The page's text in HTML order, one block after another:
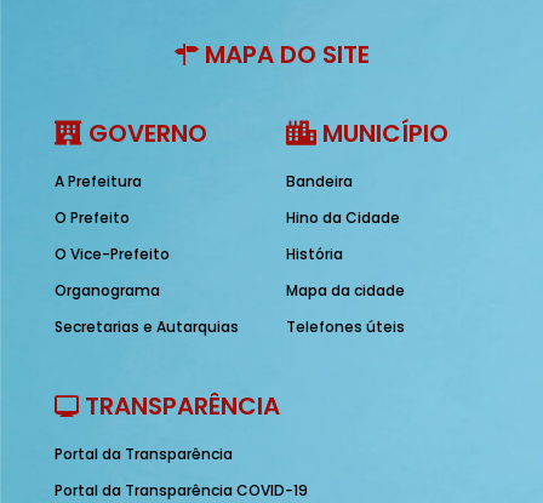
MAPA DO SITE
GOVERNO
A Prefeitura
O Prefeito
O Vice-Prefeito
Organograma
Secretarias e Autarquias
MUNICÍPIO
Bandeira
Hino da Cidade
História
Mapa da cidade
Telefones úteis
TRANSPARÊNCIA
Portal da Transparência
Portal da Transparência COVID-19